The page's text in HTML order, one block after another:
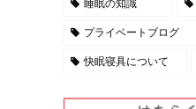
睡眠の知識
プライベートブログ
快眠寝具について